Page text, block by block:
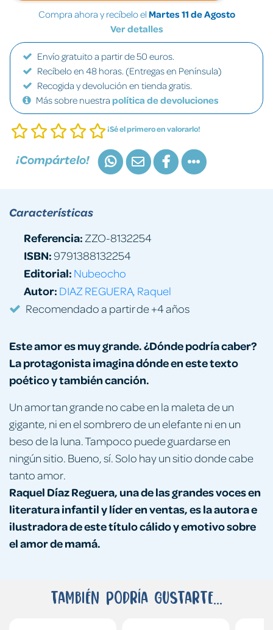
Compra ahora y recíbelo el Martes 11 de Agosto
Ver detalles
Envío gratuito a partir de 50 euros.
Recíbelo en 48 horas. (Entregas en Península)
Recogida y devolución en tienda gratis.
Más sobre nuestra política de devoluciones
¡Sé el primero en valorarlo!
¡Compártelo!
Este amor es muy grande. ¿Dónde podría caber?
La protagonista imagina dónde en este texto
poético y también canción.
Un amor tan grande no cabe en la maleta de un
gigante, ni en el sombrero de un elefante ni en un
beso de la luna. Tampoco puede guardarse en
ningún sitio. Bueno, sí. Solo hay un sitio donde cabe
tanto amor.
Raquel Díaz Reguera, una de las grandes voces en
literatura infantil y líder en ventas, es la autora e
ilustradora de este título cálido y emotivo sobre
el amor de mamá.
Características
Referencia: ZZO-8132254
ISBN:9791388132254
Editorial: Nubeocho
Autor: DIAZ REGUERA, Raquel
Recomendado a partir de +4 años
También podría gustarte...